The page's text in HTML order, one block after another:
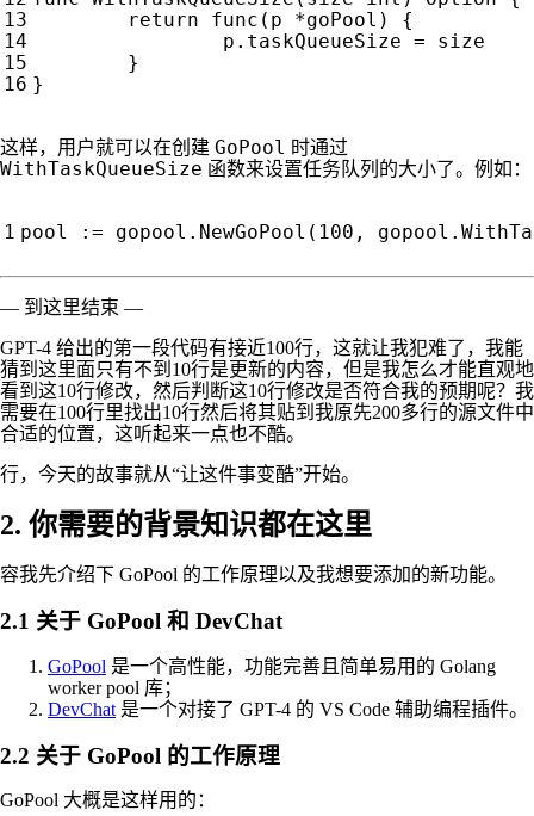
return
func ( p *goPool )
{
p . taskQueueSize =
size
}
}
这样，用户就可以在创建 GoPool 时通过
WithTaskQueueSize 函数来设置任务队列的大小了。例如：
pool := gopool . NewGoPool ( 100 , gopool .
— 到这里结束 —
GPT-4 给出的第一段代码有接近100行，这就让我犯难了，我能
猜到这里面只有不到10行是更新的内容，但是我怎么才能直观地
看到这10行修改，然后判断这10行修改是否符合我的预期呢？我
需要在100行里找出10行然后将其贴到我原先200多行的源文件中
合适的位置，这听起来一点也不酷。
行，今天的故事就从“让这件事变酷”开始。
2. 你需要的背景知识都在这里
容我先介绍下 GoPool 的工作原理以及我想要添加的新功能。
2.1 关于 GoPool 和 DevChat
GoPool 是一个高性能，功能完善且简单易用的 Golang
worker pool 库；
DevChat 是一个对接了 GPT-4 的 VS Code 辅助编程插件。
2.2 关于 GoPool 的工作原理
GoPool 大概是这样用的：